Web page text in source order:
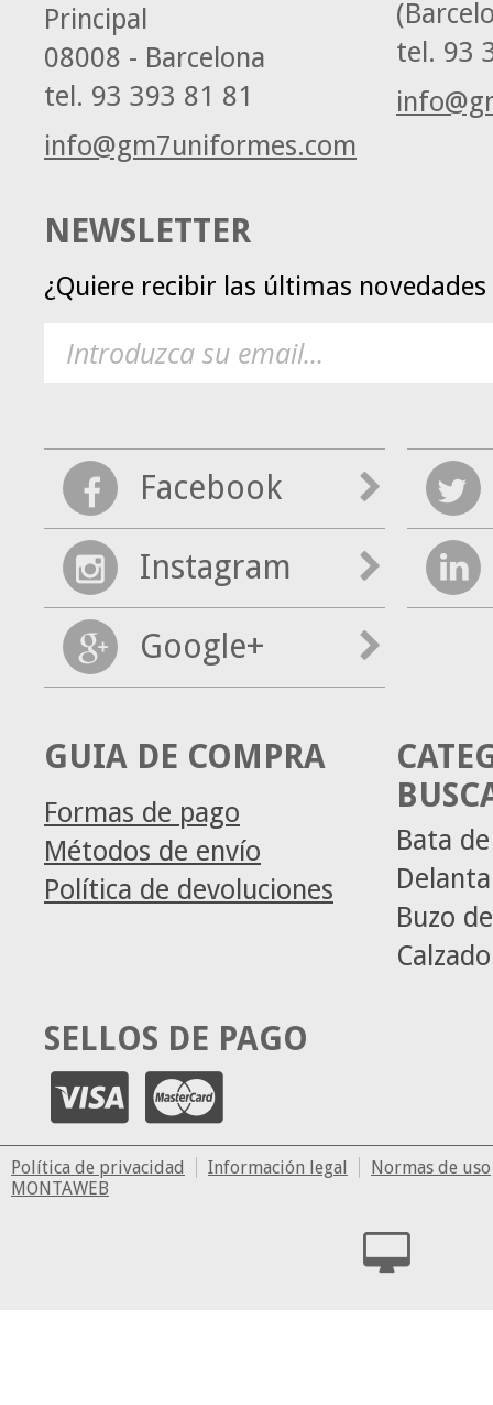
tel. 93
Principal
08008 - Barcelona
tel. 93 393 81 81
info@gm7uniformes.com
NEWSLETTER
¿Quiere recibir las últimas
Facebook
Instagram
Google+
GUIA DE COMPRA
Formas de pago
Métodos de envío
Política de devoluciones
Bata
Buzo
SELLOS DE PAGO
Política de privacidad Información legal
Normas de uso
MONTAWEB